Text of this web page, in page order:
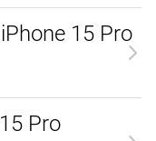
15 Pro
Pro